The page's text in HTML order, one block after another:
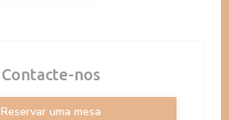
Contacte-nos
Reservar uma mesa